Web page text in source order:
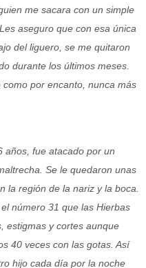
me sacara con un simple
aseguro que con esa única
del liguero, se me quitaron
durante los últimos meses.
por encanto, nunca más
años, fue atacado por un
Se le quedaron unas
la región de la nariz y la boca.
número 31 que las Hierbas
estigmas y cortes aunque
40 veces con las gotas. Así
hijo cada día por la noche